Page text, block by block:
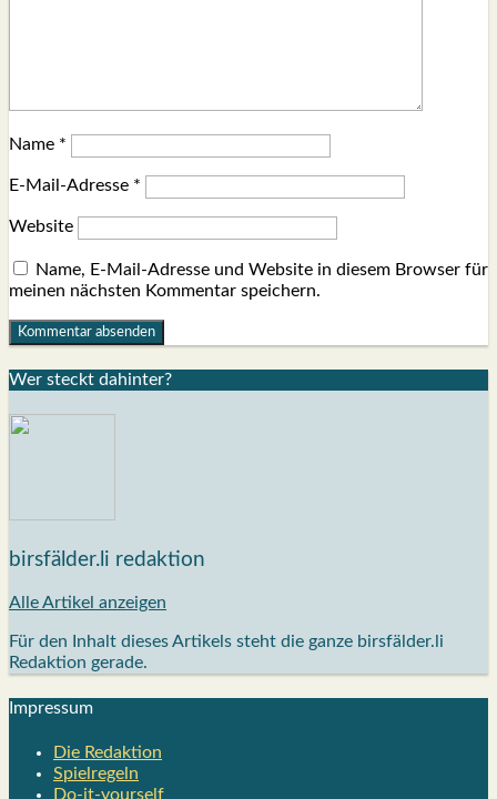
Name *
E-Mail-Adresse *
Website
Name, E-Mail-Adresse und Website in diesem Browser für
meinen nächsten Kommentar speichern.
Wer steckt dahin­ter?
birsfälder.li redaktion
Alle Artikel anzeigen
Für den Inhalt dieses Artikels steht die ganze birsfälder.li
Redaktion gerade.
Impres­sum
Die Redak­ti­on
Spiel­re­geln
Do-it-your­s­elf